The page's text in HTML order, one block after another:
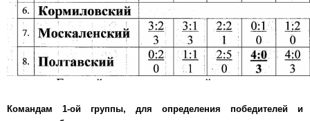
Командам 1-ой группы, для определения победителей и